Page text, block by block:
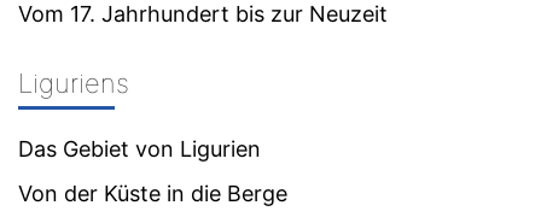
Vom 17. Jahrhundert bis zur Neuzeit
Liguriens
Das Gebiet von Ligurien
Von der Küste in die Berge